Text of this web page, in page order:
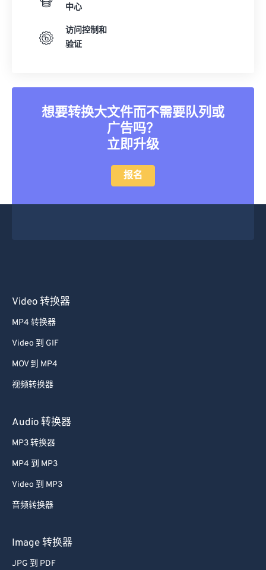
中心
访问控制和
验证
想要转换大文件而不需要队列或
广告吗？
立即升级
报名
Video 转换器
MP4 转换器
Video 到 GIF
MOV 到 MP4
视频转换器
Audio 转换器
MP3 转换器
MP4 到 MP3
Video 到 MP3
音频转换器
Image 转换器
JPG 到 PDF